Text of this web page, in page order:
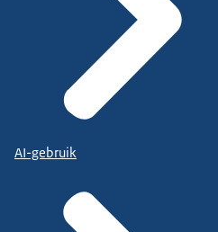
AI-gebruik